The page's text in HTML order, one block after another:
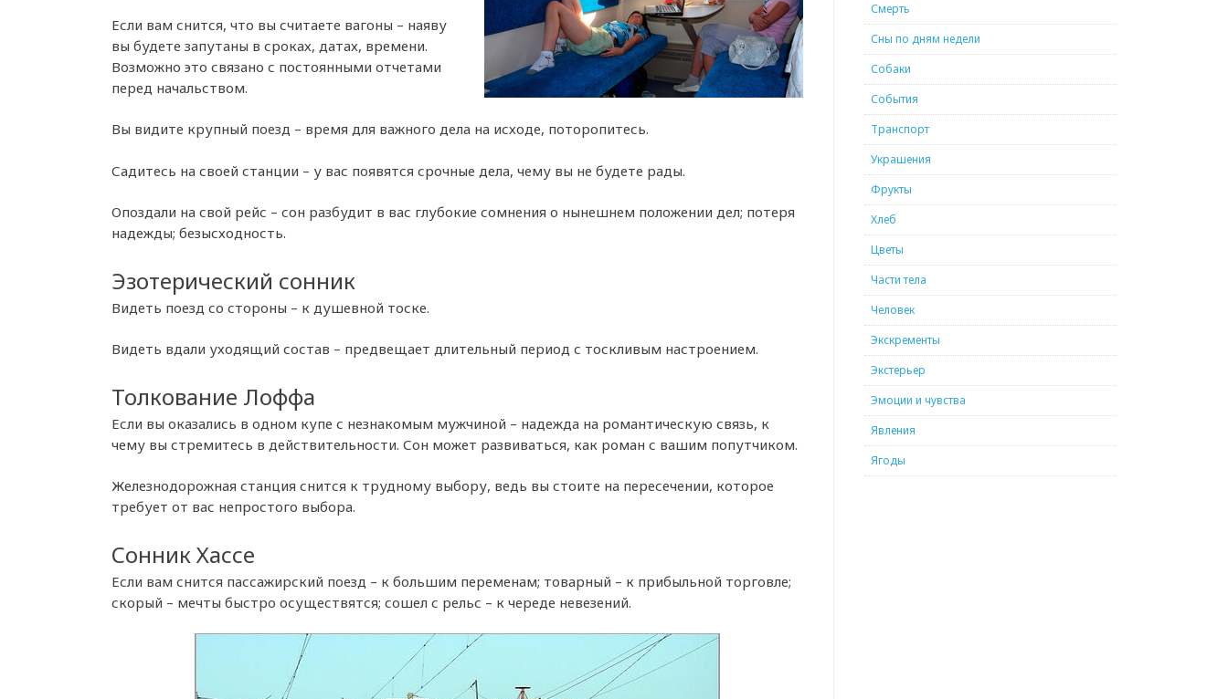
Если вам снится, что вы считаете вагоны – наяву
вы будете запутаны в сроках, датах, времени.
Возможно это связано с постоянными отчетами
перед начальством.
Вы видите крупный поезд – время для важного дела на исходе, поторопитесь.
Садитесь на своей станции – у вас появятся срочные дела, чему вы не будете рады.
Опоздали на свой рейс – сон разбудит в вас глубокие сомнения о нынешнем положении дел; потеря
надежды; безысходность.
Эзотерический сонник
Видеть поезд со стороны – к душевной тоске.
Видеть вдали уходящий состав – предвещает длительный период с тоскливым настроением.
Толкование Лоффа
Если вы оказались в одном купе с незнакомым мужчиной – надежда на романтическую связь, к
чему вы стремитесь в действительности. Сон может развиваться, как роман с вашим попутчиком.
Железнодорожная станция снится к трудному выбору, ведь вы стоите на пересечении, которое
требует от вас непростого выбора.
Сонник Хассе
Если вам снится пассажирский поезд – к большим переменам; товарный – к прибыльной торговле;
скорый – мечты быстро осуществятся; сошел с рельс – к череде невезений.
Смерть
Сны по дням недели
Собаки
События
Транспорт
Украшения
Фрукты
Хлеб
Цветы
Части тела
Человек
Экскременты
Экстерьер
Эмоции и чувства
Явления
Ягоды